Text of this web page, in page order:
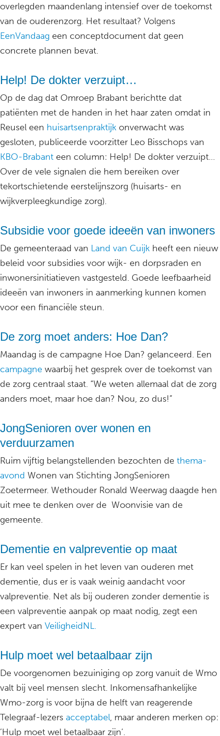
overlegden maandenlang intensief over de toekomst
van de ouderenzorg. Het resultaat? Volgens
EenVandaag een conceptdocument dat geen
concrete plannen bevat.
Help! De dokter verzuipt…
Op de dag dat Omroep Brabant berichtte dat
patiënten met de handen in het haar zaten omdat in
Reusel een huisartsenpraktijk onverwacht was
gesloten, publiceerde voorzitter Leo Bisschops van
KBO-Brabant een column: Help! De dokter verzuipt…
Over de vele signalen die hem bereiken over
tekortschietende eerstelijnszorg (huisarts- en
wijkverpleegkundige zorg).
Subsidie voor goede ideeën van inwoners
De gemeenteraad van Land van Cuijk heeft een nieuw
beleid voor subsidies voor wijk- en dorpsraden en
inwonersinitiatieven vastgesteld. Goede leefbaarheid
ideeën van inwoners in aanmerking kunnen komen
voor een financiële steun.
De zorg moet anders: Hoe Dan?
Maandag is de campagne Hoe Dan? gelanceerd. Een
campagne waarbij het gesprek over de toekomst van
de zorg centraal staat. “We weten allemaal dat de zorg
anders moet, maar hoe dan? Nou, zo dus!”
JongSenioren over wonen en
verduurzamen
Ruim vijftig belangstellenden bezochten de thema-
avond Wonen van Stichting JongSenioren
Zoetermeer. Wethouder Ronald Weerwag daagde hen
uit mee te denken over de Woonvisie van de
gemeente.
Dementie en valpreventie op maat
Er kan veel spelen in het leven van ouderen met
dementie, dus er is vaak weinig aandacht voor
valpreventie. Net als bij ouderen zonder dementie is
een valpreventie aanpak op maat nodig, zegt een
expert van VeiligheidNL.
Hulp moet wel betaalbaar zijn
De voorgenomen bezuiniging op zorg vanuit de Wmo
valt bij veel mensen slecht. Inkomensafhankelijke
Wmo-zorg is voor bijna de helft van reagerende
Telegraaf-lezers acceptabel, maar anderen merken op:
’Hulp moet wel betaalbaar zijn’.